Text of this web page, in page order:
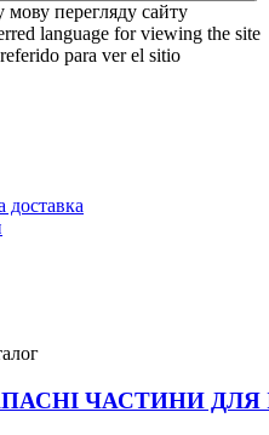
мову перегляду сайту
language for viewing the site
para ver el sitio
доставка
ЧАСТИНИ